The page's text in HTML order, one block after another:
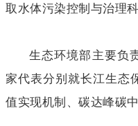
取水体污染控制与治理
生态环境部主要负
家代表分别就长江生态
值实现机制、碳达峰碳